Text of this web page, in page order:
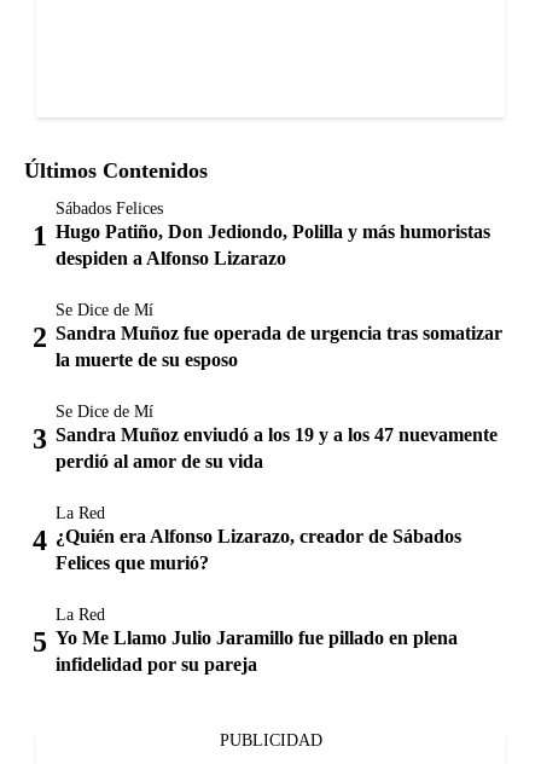
Últimos Contenidos
Sábados Felices
Hugo Patiño, Don Jediondo, Polilla y más humoristas
despiden a Alfonso Lizarazo
Se Dice de Mí
Sandra Muñoz fue operada de urgencia tras somatizar
la muerte de su esposo
Se Dice de Mí
Sandra Muñoz enviudó a los 19 y a los 47 nuevamente
perdió al amor de su vida
La Red
¿Quién era Alfonso Lizarazo, creador de Sábados
Felices que murió?
La Red
Yo Me Llamo Julio Jaramillo fue pillado en plena
infidelidad por su pareja
PUBLICIDAD